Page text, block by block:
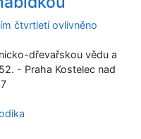
čtvrtletí ovlivněno
dřevařskou vědu a
- Praha Kostelec nad